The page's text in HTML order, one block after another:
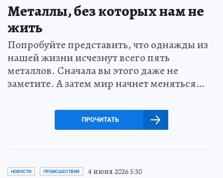
Металлы, без которых нам не
жить
Попробуйте представить, что однажды из
нашей жизни исчезнут всего пять
металлов. Сначала вы этого даже не
заметите. А затем мир начнет меняться…
ПРОЧИТАТЬ
НОВОСТИ ПРОИСШЕСТВИЯ 4 июня 2026 5:30